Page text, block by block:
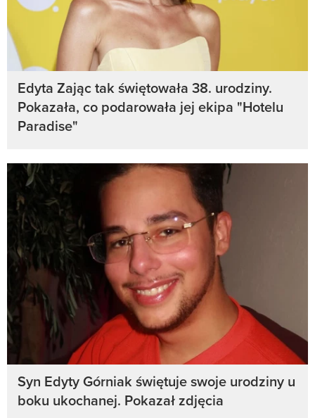
Edyta Zając tak świętowała 38. urodziny.
Pokazała, co podarowała jej ekipa "Hotelu
Paradise"
Syn Edyty Górniak świętuje swoje urodziny u
boku ukochanej. Pokazał zdjęcia